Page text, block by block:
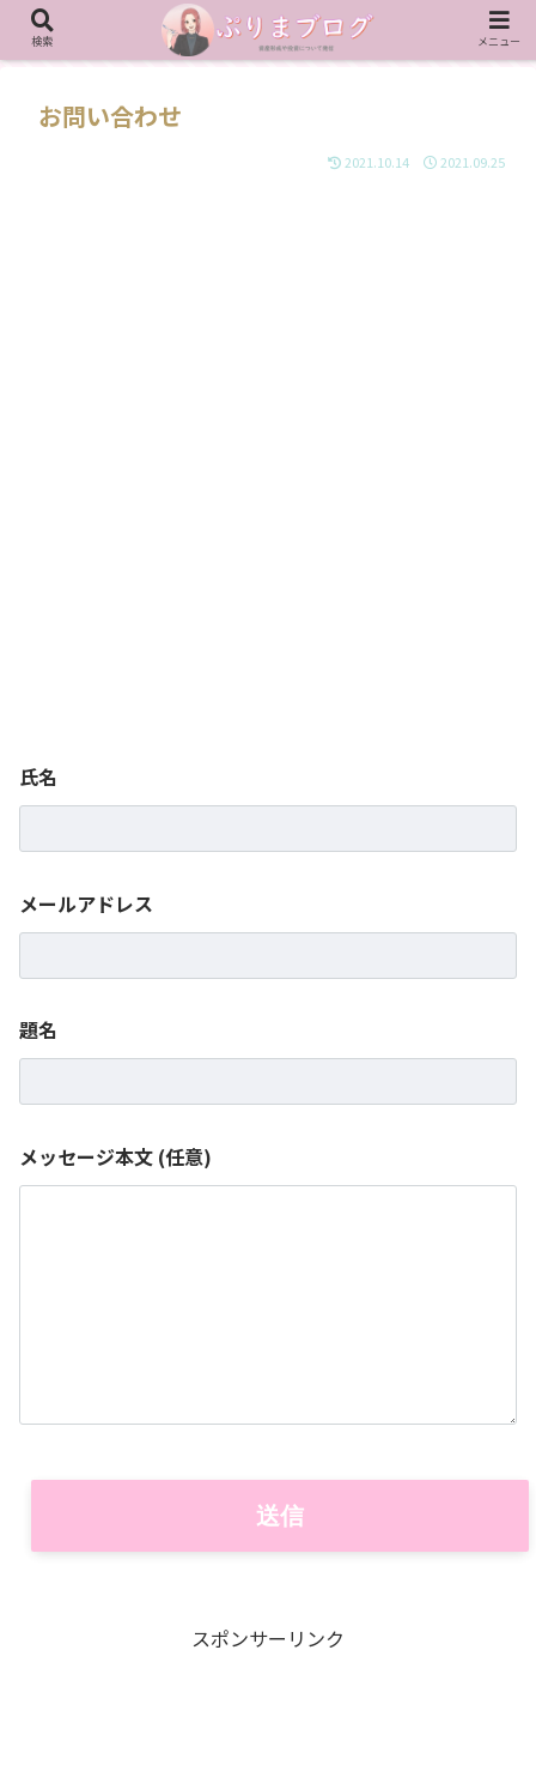
お問い合わせ
2021.10.14 2021.09.25
氏名
メールアドレス
題名
メッセージ本文 (任意)
スポンサーリンク
検索 メニュー